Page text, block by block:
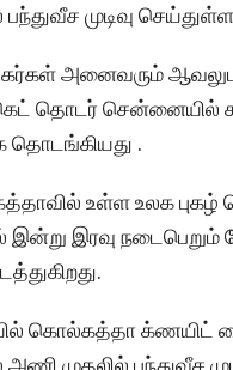
முடிவு
அனைவரும்
தொடர் சென்னையில்
தொடங்கியது .
உள்ள உலக புகழ்
இரவு நடைபெறும்
கொல்கத்தா க்ணயிட்